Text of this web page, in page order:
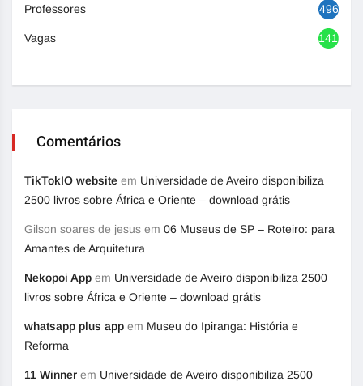
Professores 496
Vagas 1416
Comentários
TikTokIO website em Universidade de Aveiro disponibiliza
2500 livros sobre África e Oriente – download grátis
Gilson soares de jesus em 06 Museus de SP – Roteiro: para
Amantes de Arquitetura
Nekopoi App em Universidade de Aveiro disponibiliza 2500
livros sobre África e Oriente – download grátis
whatsapp plus app em Museu do Ipiranga: História e
Reforma
11 Winner em Universidade de Aveiro disponibiliza 2500